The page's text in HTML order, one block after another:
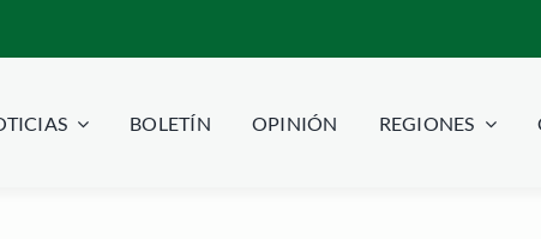
BOLETÍN OPINIÓN REGIONES